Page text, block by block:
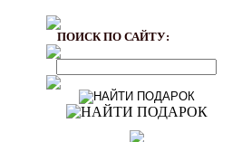
ПОИСК ПО САЙТУ: